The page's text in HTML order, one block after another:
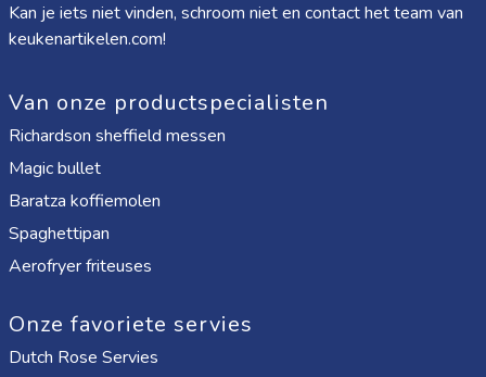
Kan je iets niet vinden, schroom niet en contact het team van
keukenartikelen.com!
Van onze productspecialisten
Richardson sheffield messen
Magic bullet
Baratza koffiemolen
Spaghettipan
Aerofryer friteuses
Onze favoriete servies
Dutch Rose Servies